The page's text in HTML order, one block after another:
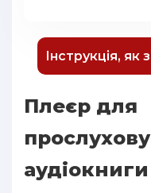
Інструкція, як
Плеєр для